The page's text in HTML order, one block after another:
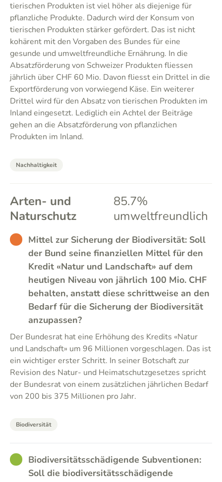
tierischen Produkten ist viel höher als diejenige für
pflanzliche Produkte. Dadurch wird der Konsum von
tierischen Produkten stärker gefördert. Das ist nicht
kohärent mit den Vorgaben des Bundes für eine
gesunde und umweltfreundliche Ernährung. In die
Absatzförderung von Schweizer Produkten fliessen
jährlich über CHF 60 Mio. Davon fliesst ein Drittel in die
Exportförderung von vorwiegend Käse. Ein weiterer
Drittel wird für den Absatz von tierischen Produkten im
Inland eingesetzt. Lediglich ein Achtel der Beiträge
gehen an die Absatzförderung von pflanzlichen
Produkten im Inland.
Nachhaltigkeit
Arten- und
Naturschutz
85.7%
umweltfreundlich
BAD Mittel zur Sicherung der Biodiversität: Soll
der Bund seine finanziellen Mittel für den
Kredit «Natur und Landschaft» auf dem
heutigen Niveau von jährlich 100 Mio. CHF
behalten, anstatt diese schrittweise an den
Bedarf für die Sicherung der Biodiversität
anzupassen?
Der Bundesrat hat eine Erhöhung des Kredits «Natur
und Landschaft» um 96 Millionen vorgeschlagen. Das ist
ein wichtiger erster Schritt. In seiner Botschaft zur
Revision des Natur- und Heimatschutzgesetzes spricht
der Bundesrat von einem zusätzlichen jährlichen Bedarf
von 200 bis 375 Millionen pro Jahr.
Biodiversität
GOODBiodiversitätsschädigende Subventionen:
Soll die biodiversitätsschädigende